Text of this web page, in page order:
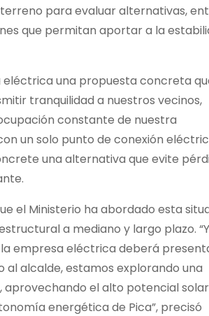
para evaluar alternativas,
que permitan aportar a la
eléctrica una propuesta concreta
tranquilidad a nuestros vecinos,
constante de nuestra
un solo punto de conexión
una alternativa que evite
el Ministerio ha abordado esta
a mediano y largo plazo.
empresa eléctrica deberá
al alcalde, estamos explorando una
el alto potencial
energética de Pica”, precisó